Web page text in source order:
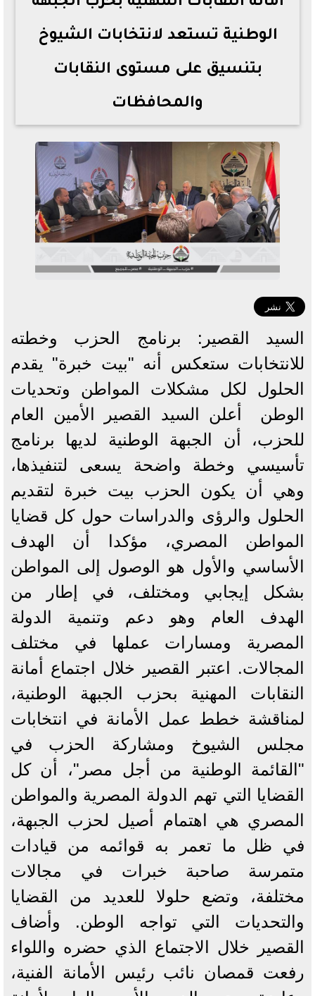
الوطنية تستعد لانتخابات الشيوخ
بتنسيق على مستوى النقابات
والمحافظات
السيد القصير: برنامج الحزب وخطته
للانتخابات ستعكس أنه "بيت خبرة" يقدم
الحلول لكل مشكلات المواطن وتحديات
الوطن ‎ ‎أعلن السيد القصير الأمين العام
للحزب، أن الجبهة الوطنية لديها برنامج
تأسيسي وخطة واضحة يسعى لتنفيذها،
وهي أن يكون الحزب بيت خبرة لتقديم
الحلول والرؤى والدراسات حول كل قضايا
المواطن المصري، مؤكدا أن الهدف
الأساسي والأول هو الوصول إلى المواطن
بشكل إيجابي ومختلف، في إطار من
الهدف العام وهو دعم وتنمية الدولة
المصرية ومسارات عملها في مختلف
المجالات. اعتبر القصير خلال اجتماع أمانة
النقابات المهنية بحزب الجبهة الوطنية،
لمناقشة خطط عمل الأمانة في انتخابات
مجلس الشيوخ ومشاركة الحزب في
"القائمة الوطنية من أجل مصر"، أن كل
القضايا التي تهم الدولة المصرية والمواطن
المصري هي اهتمام أصيل لحزب الجبهة،
في ظل ما تعمر به قوائمه من قيادات
متمرسة صاحبة خبرات في مجالات
مختلفة، وتضع حلولا للعديد من القضايا
والتحديات التي تواجه الوطن. ‎وأضاف
القصير خلال الاجتماع الذي حضره واللواء
رفعت قمصان نائب رئيس الأمانة الفنية،